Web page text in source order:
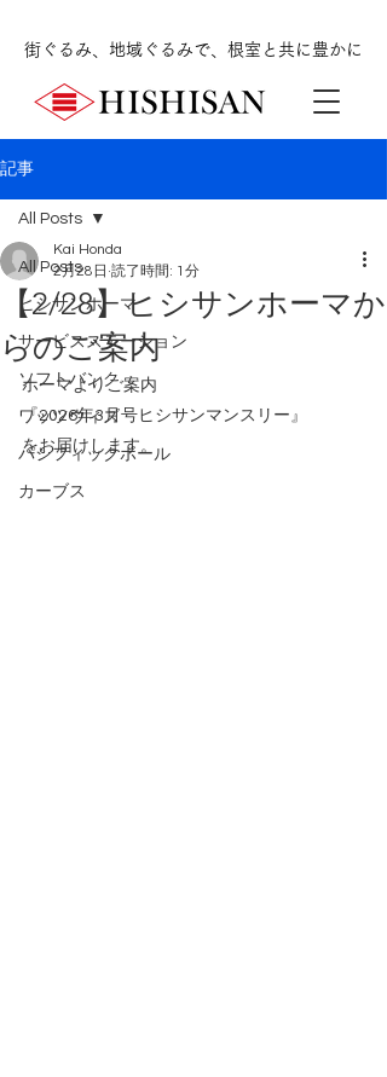
街ぐるみ、地域ぐるみで、根室と共に豊かに
記事
All Posts
ヒシサンホーマ
サービスステーション
ソフトバンク
ワッツウィズ
パシフィックボール
カーブス
All Posts
【2/28】ヒシサンホーマか
らのご案内
Kai Honda
2月28日 読了時間: 1分
ホーマよりご案内
『2026年3月号ヒシサンマンスリー』
をお届けします。